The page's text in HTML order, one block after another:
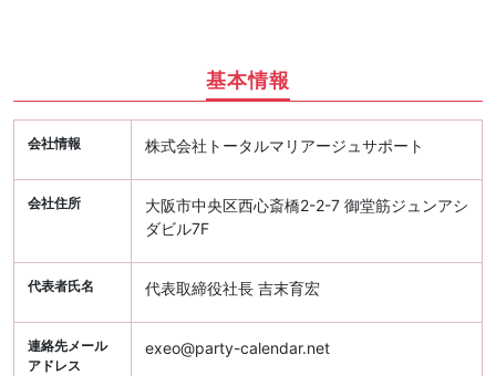
基本情報
会社情報 株式会社トータルマリアージュサポート
会社住所
大阪市中央区西心斎橋2-2-7 御堂筋ジュンアシ
ダビル7F
代表者氏名 代表取締役社長 吉末育宏
連絡先メール
アドレス
exeo@party-calendar.net